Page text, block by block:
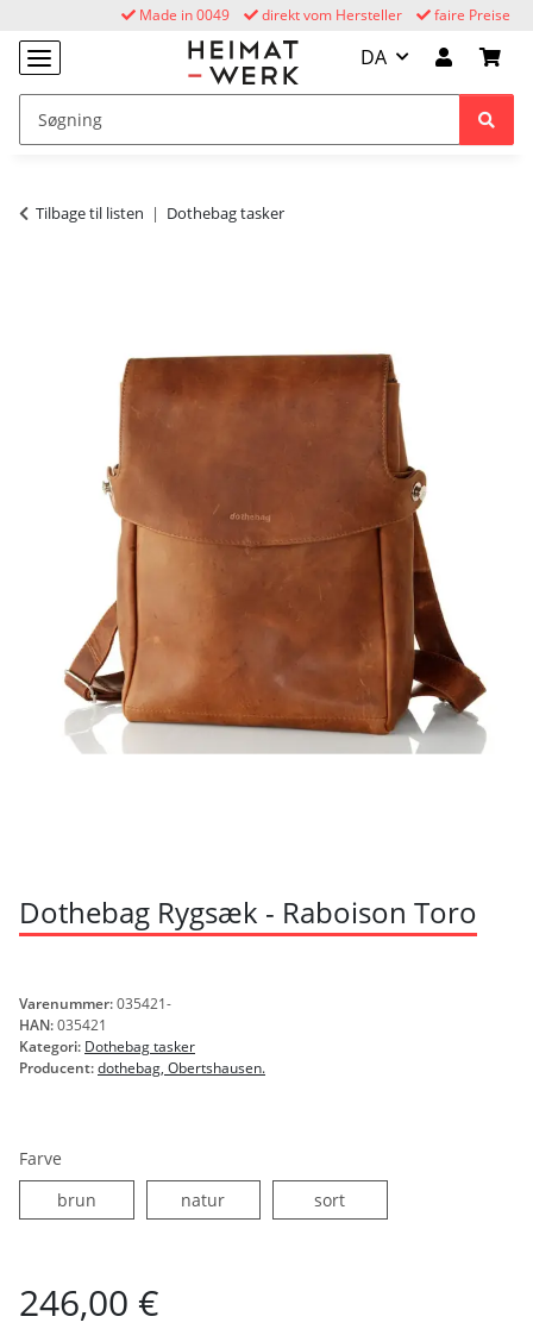
faire Preise
direkt vom Hersteller
Made in 0049
DA
Tilbage til listen Dothebag tasker
Dothebag Rygsæk - Raboison Toro
Varenummer:035421-
HAN:035421
Kategori: Dothebag tasker
Producent:dothebag, Obertshausen.
Farve
brunbrun naturnatur sortsort
246,00 €